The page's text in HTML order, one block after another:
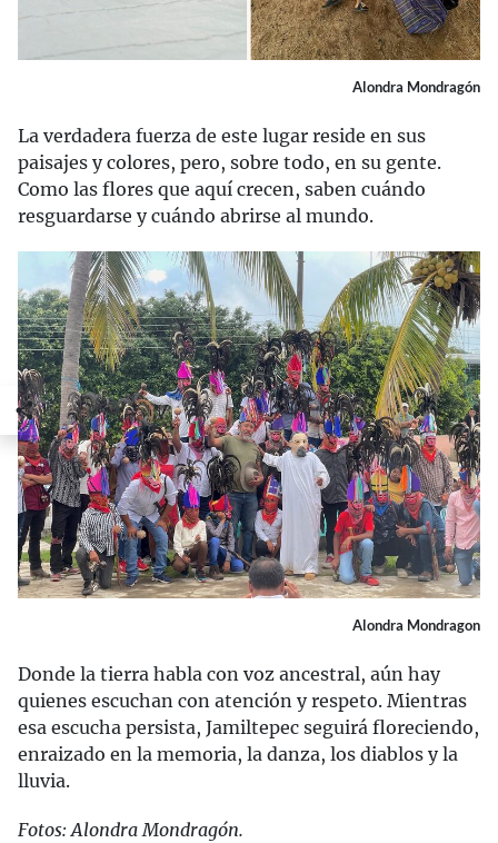
Alondra Mondragón
La verdadera fuerza de este lugar reside en sus
paisajes y colores, pero, sobre todo, en su gente.
Como las flores que aquí crecen, saben cuándo
resguardarse y cuándo abrirse al mundo.
Alondra Mondragon
Donde la tierra habla con voz ancestral, aún hay
quienes escuchan con atención y respeto. Mientras
esa escucha persista, Jamiltepec seguirá floreciendo,
enraizado en la memoria, la danza, los diablos y la
lluvia.
Fotos: Alondra Mondragón.